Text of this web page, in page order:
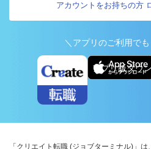
アカウントをお持ちの方
＼アプリのご利用で
アプリ版ダウ
「クリエイト転職 (ジョブターミナル)」